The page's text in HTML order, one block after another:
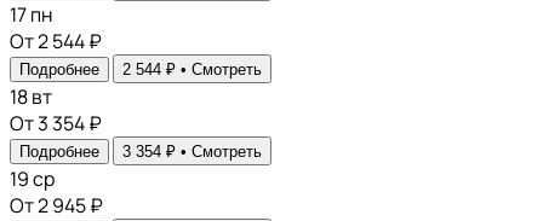
17пн
От 2 544 ₽
Подробнее 2 544 ₽ • Смотреть
18вт
От 3 354 ₽
Подробнее 3 354 ₽ • Смотреть
19ср
От 2 945 ₽